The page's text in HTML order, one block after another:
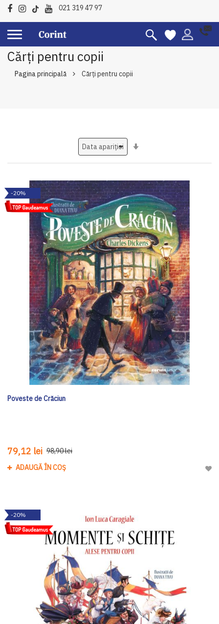
021 319 47 97
Cărți pentru copii
Pagina principală Cărți pentru copii
-20%
Poveste de Crăciun
79,12 lei 98,90 lei
ADAUGĂ ÎN COȘ
-20%